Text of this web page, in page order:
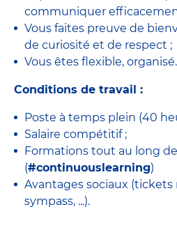
communiquer
Vous faites preuve de
de curiosité et de respect ;
Vous êtes flexible,
Conditions de travail :
Poste à temps plein (40
Salaire compétitif ;
Formations tout au long de
(#continuouslearning)
Avantages sociaux (tickets
sympass, ...).